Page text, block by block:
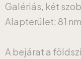
Galériás, két
Alapterület: 81 nm
A bejárat a